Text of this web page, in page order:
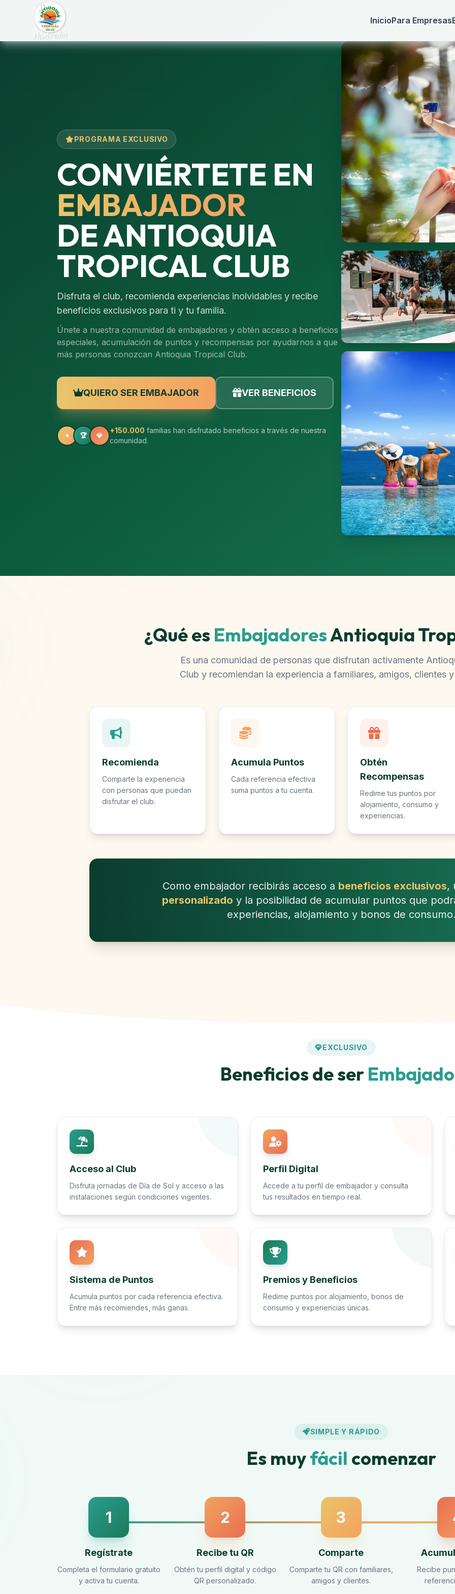
InicioPara Empresas
PROGRAMA EXCLUSIVO
CONVIÉRTETE EN
EMBAJADOR
DE ANTIOQUIA
TROPICAL CLUB
Disfruta el club, recomienda experiencias inolvidables y recibe
beneficios exclusivos para ti y tu familia.
Únete a nuestra comunidad de embajadores y obtén acceso a beneficios
especiales, acumulación de puntos y recompensas por ayudarnos a que
más personas conozcan Antioquia Tropical Club.
QUIERO SER EMBAJADOR VER BENEFICIOS
⭐ 🏆 💎
+150.000 familias han disfrutado beneficios a través de nuestra
comunidad.
¿Qué es EmbajadoresAntioquia
Es una comunidad de personas que disfrutan activamente
Club y recomiendan la experiencia a familiares, amigos, clientes
Recomienda
Comparte la experiencia
con personas que puedan
disfrutar el club.
Acumula Puntos
Cada referencia efectiva
suma puntos a tu cuenta.
Obtén
Recompensas
Redime tus puntos por
alojamiento, consumo y
experiencias.
Como embajador recibirás acceso a beneficios exclusivos,
personalizado y la posibilidad de acumular puntos que
experiencias, alojamiento y bonos de
EXCLUSIVO
Beneficios de ser
Acceso al Club
Disfruta jornadas de Día de Sol y acceso a las
instalaciones según condiciones vigentes.
Perfil Digital
Accede a tu perfil de embajador y consulta
tus resultados en tiempo real.
Sistema de Puntos
Acumula puntos por cada referencia efectiva.
Entre más recomiendes, más ganas.
Premios y Beneficios
Redime puntos por alojamiento, bonos de
consumo y experiencias únicas.
SIMPLE Y RÁPIDO
Es muyfácil comenzar
1
Regístrate
Completa el formulario gratuito
y activa tu cuenta.
2
Recibe tu QR
Obtén tu perfil digital y código
QR personalizado.
3
Comparte
Comparte tu QR con familiares,
amigos y clientes.
Recibe